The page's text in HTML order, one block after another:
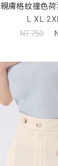
親膚格紋撞色
L XL
NT.750